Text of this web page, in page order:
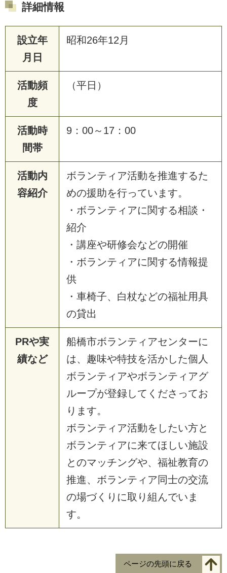
詳細情報
設立年
月日
昭和26年12月
活動頻
度
（平日）
活動時
間帯
9：00～17：00
活動内
容紹介
ボランティア活動を推進するた
めの援助を行っています。
・ボランティアに関する相談・
紹介
・講座や研修会などの開催
・ボランティアに関する情報提
供
・車椅子、白杖などの福祉用具
の貸出
PRや実
績など
船橋市ボランティアセンターに
は、趣味や特技を活かした個人
ボランティアやボランティアグ
ループが登録してくださってお
ります。
ボランティア活動をしたい方と
ボランティアに来てほしい施設
とのマッチングや、福祉教育の
推進、ボランティア同士の交流
の場づくりに取り組んでいま
す。
ページの先頭に戻る